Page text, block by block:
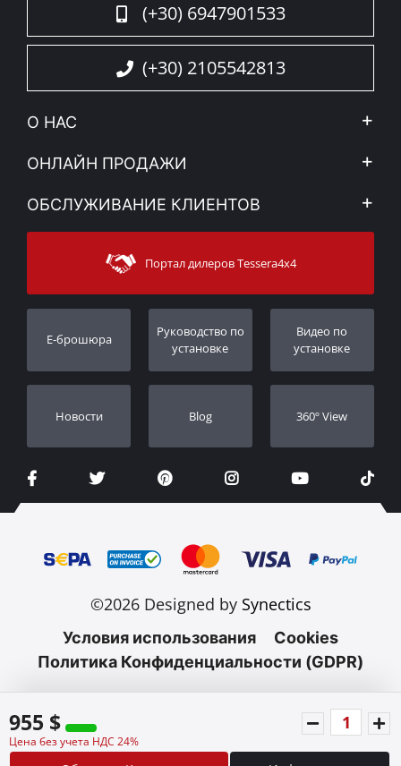
955 $
Цена без учета НДС 24%
(+30) 6947901533
(+30) 2105542813
О НАС
Компания
Новости
Sitemap
ОНЛАЙН ПРОДАЖИ
Mой Aккаунт
Методы доставки
ОБСЛУЖИВАНИЕ КЛИЕНТОВ
Связаться с
Поддержка клиентов
Порядок слежения
Дилеры
Портал дилеров Tessera4x4
E-брошюра
Pуководство по
установке
Видео по
установке
Новости Blog 360º View
©2026 Designed by Synectics
Условия использования
Cookies
Политика Конфиденциальности (GDPR)